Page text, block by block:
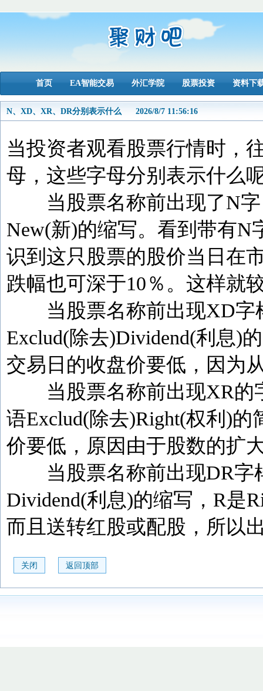
首页 EA智能交易 外汇学院 股票投资 资料下
N、XD、XR、DR分别表示什么 2026/8/7 11:56:16
当投资者观看股票行情时，
母，这些字母分别表示什么
当股票名称前出现了N字
New(新)的缩写。看到带有
识到这只股票的股价当日在
跌幅也可深于10％。这样就
当股票名称前出现XD字
Exclud(除去)Dividend(利息)
交易日的收盘价要低，因为
当股票名称前出现XR的
语Exclud(除去)Right(权利)
价要低，原因由于股数的扩
当股票名称前出现DR字
Dividend(利息)的缩写，R是
而且送转红股或配股，所以
关闭 返回顶部